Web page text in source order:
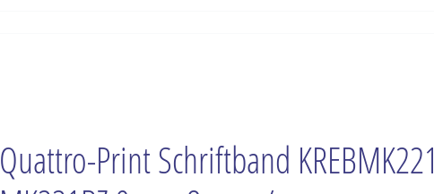
Quattro-Print Schriftband KREBMK221